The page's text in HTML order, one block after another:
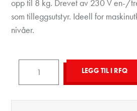
opp til 8 kg. Drevet av 230 V en-/
som tilleggsutstyr. Ideell for
nivåer.
LEGG TIL I RFQ